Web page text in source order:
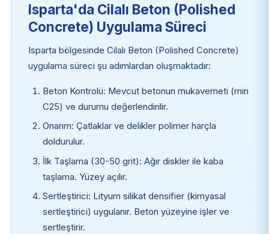
Isparta'da Cilalı Beton (Polished
Concrete) Uygulama Süreci
Isparta bölgesinde Cilalı Beton (Polished Concrete)
uygulama süreci şu adımlardan oluşmaktadır:
Beton Kontrolü: Mevcut betonun mukavemeti (min
C25) ve durumu değerlendirilir.
Onarım: Çatlaklar ve delikler polimer harçla
doldurulur.
İlk Taşlama (30-50 grit): Ağır diskler ile kaba
taşlama. Yüzey açılır.
Sertleştirici: Lityum silikat densifier (kimyasal
sertleştirici) uygulanır. Beton yüzeyine işler ve
sertleştirir.